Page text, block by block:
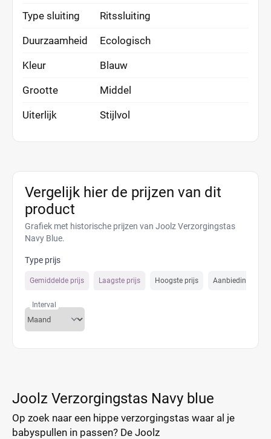
Type sluiting Ritssluiting
Duurzaamheid Ecologisch
Kleur Blauw
Grootte Middel
Uiterlijk Stijlvol
Vergelijk hier de prijzen van dit
product
Grafiek met historische prijzen van Joolz Verzorgingstas
Navy Blue.
Type prijs
Gemiddelde prijs Laagste prijs Hoogste prijs Aanbiedings prijs
Interval
Joolz Verzorgingstas Navy blue
Op zoek naar een hippe verzorgingstas waar al je
babyspullen in passen? De Joolz